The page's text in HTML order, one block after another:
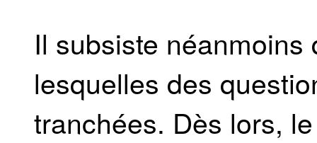
Il subsiste
lesquelles des
tranchées. Dès lors,